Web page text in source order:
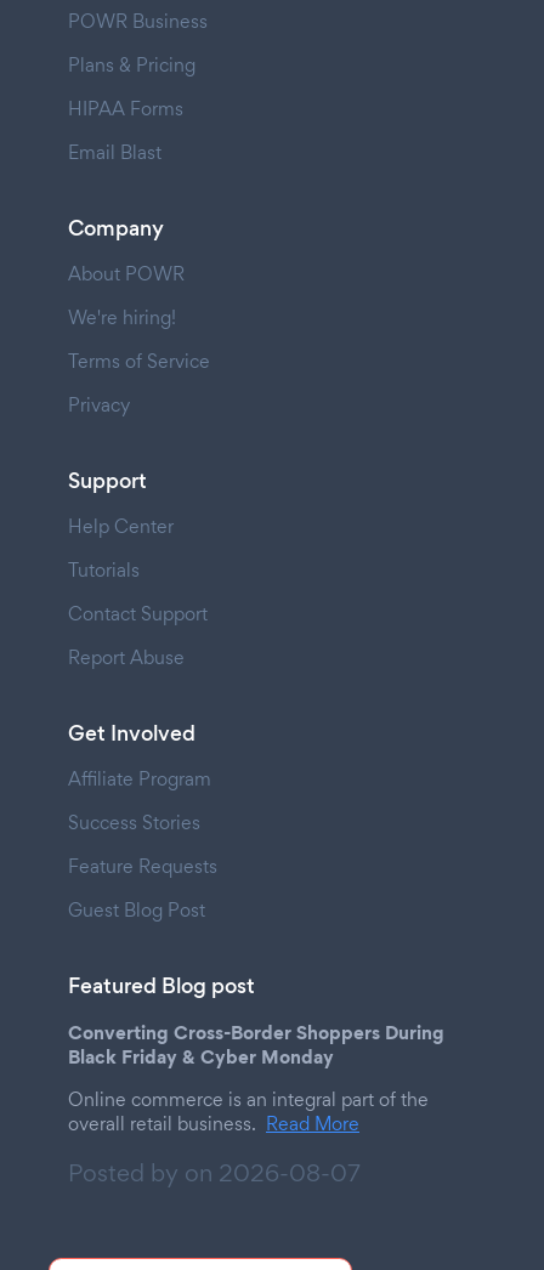
POWR Business
Plans & Pricing
HIPAA Forms
Email Blast
Company
About POWR
We're hiring!
Terms of Service
Privacy
Support
Help Center
Tutorials
Contact Support
Report Abuse
Get Involved
Affiliate Program
Success Stories
Feature Requests
Guest Blog Post
Featured Blog post
Converting Cross-Border Shoppers During
Black Friday & Cyber Monday
Online commerce is an integral part of the
overall retail business. Read More
Posted by on 2026-08-07